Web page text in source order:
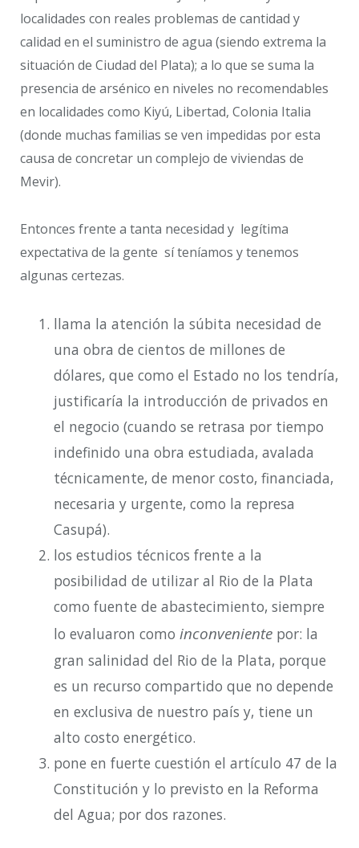
localidades con reales problemas de cantidad y
calidad en el suministro de agua (siendo extrema la
situación de Ciudad del Plata); a lo que se suma la
presencia de arsénico en niveles no recomendables
en localidades como Kiyú, Libertad, Colonia Italia
(donde muchas familias se ven impedidas por esta
causa de concretar un complejo de viviendas de
Mevir).
Entonces frente a tanta necesidad y legítima
expectativa de la gente sí teníamos y tenemos
algunas certezas.
llama la atención la súbita necesidad de
una obra de cientos de millones de
dólares, que como el Estado no los tendría,
justificaría la introducción de privados en
el negocio (cuando se retrasa por tiempo
indefinido una obra estudiada, avalada
técnicamente, de menor costo, financiada,
necesaria y urgente, como la represa
Casupá).
los estudios técnicos frente a la
posibilidad de utilizar al Rio de la Plata
como fuente de abastecimiento, siempre
lo evaluaron como inconveniente por: la
gran salinidad del Rio de la Plata, porque
es un recurso compartido que no depende
en exclusiva de nuestro país y, tiene un
alto costo energético.
pone en fuerte cuestión el artículo 47 de la
Constitución y lo previsto en la Reforma
del Agua; por dos razones.